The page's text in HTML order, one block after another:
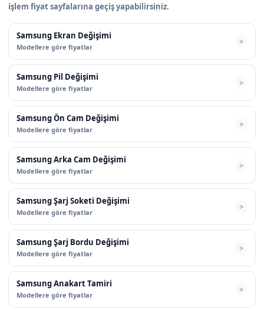
işlem fiyat sayfalarına geçiş yapabilirsiniz.
Samsung Ekran Değişimi
Modellere göre fiyatlar
Samsung Pil Değişimi
Modellere göre fiyatlar
Samsung Ön Cam Değişimi
Modellere göre fiyatlar
Samsung Arka Cam Değişimi
Modellere göre fiyatlar
Samsung Şarj Soketi Değişimi
Modellere göre fiyatlar
Samsung Şarj Bordu Değişimi
Modellere göre fiyatlar
Samsung Anakart Tamiri
Modellere göre fiyatlar